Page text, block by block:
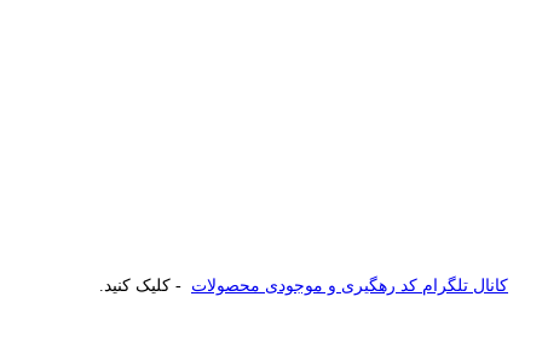
کانال تلگرام کد رهگیری و موجودی محصولات - کلیک کنید.